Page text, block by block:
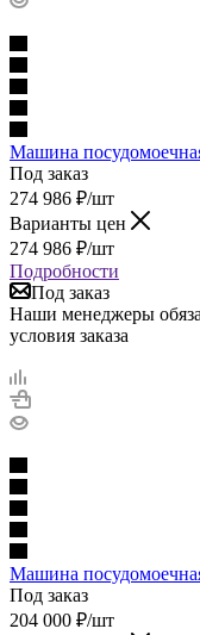
Машина
Под заказ
274 986 ₽/шт
Варианты цен
274 986 ₽/шт
Подробности
Под заказ
Наши менеджеры
условия заказа
Машина
Под заказ
204 000 ₽/шт